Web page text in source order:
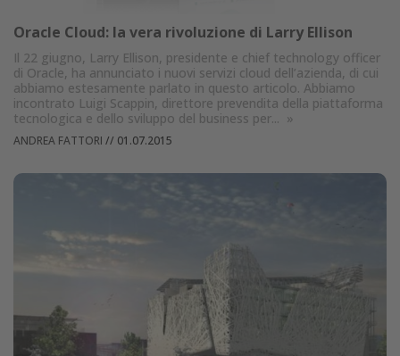
Oracle Cloud: la vera rivoluzione di Larry Ellison
Il 22 giugno, Larry Ellison, presidente e chief technology officer
di Oracle, ha annunciato i nuovi servizi cloud dell’azienda, di cui
abbiamo estesamente parlato in questo articolo. Abbiamo
incontrato Luigi Scappin, direttore prevendita della piattaforma
tecnologica e dello sviluppo del business per... »
ANDREA FATTORI // 01.07.2015